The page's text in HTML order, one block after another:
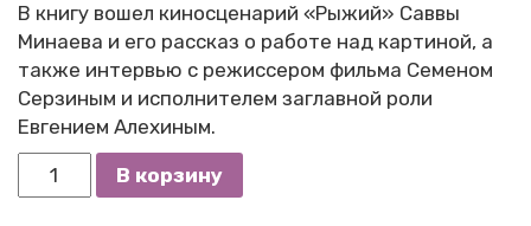
В книгу вошел киносценарий «Рыжий» Саввы
Минаева и его рассказ о работе над картиной, а
также интервью с режиссером фильма Семеном
Серзиным и исполнителем заглавной роли
Евгением Алехиным.
Количество
Савва
В корзину